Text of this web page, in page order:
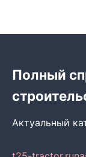
Полный
Актуальный